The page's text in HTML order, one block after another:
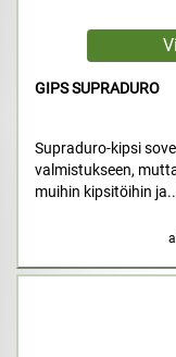
GIPS SUPRADURO
Supraduro-kipsi
valmistukseen,
muihin kipsitöihin